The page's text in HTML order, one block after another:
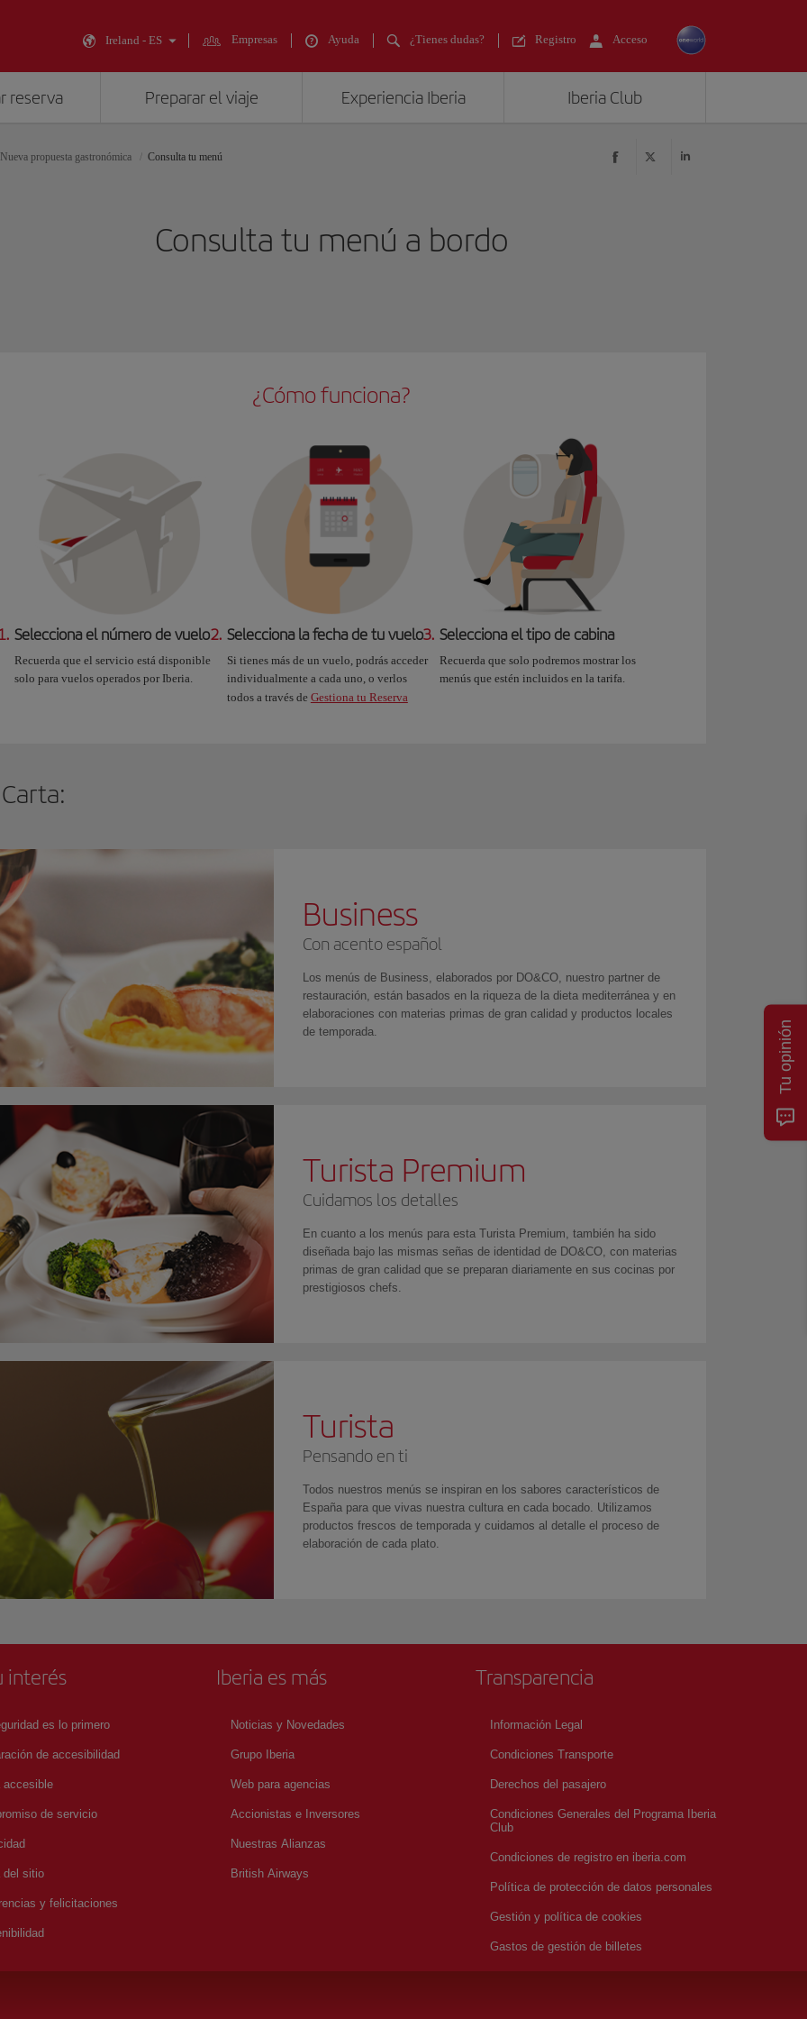
Ireland - ES Empresas Ayuda ¿Tienes dudas? Registro Acceso
reserva Preparar el viaje Experiencia Iberia Iberia Club
Nueva propuesta gastronómica Consulta tu menú
Consulta tu menú a bordo
¿Cómo funciona?
Selecciona el número de vuelo
Recuerda que el servicio está disponible
solo para vuelos operados por Iberia.
2. Selecciona la fecha de tu vuelo
Si tienes más de un vuelo, podrás acceder
individualmente a cada uno, o verlos
todos a través de Gestiona tu Reserva
3. Selecciona el tipo de cabina
Recuerda que solo podremos mostrar los
menús que estén incluidos en la tarifa.
Business
Con acento español
Los menús de Business, elaborados por DO&CO, nuestro partner de
restauración, están basados en la riqueza de la dieta mediterránea y en
elaboraciones con materias primas de gran calidad y productos locales
de temporada.
Turista Premium
Cuidamos los detalles
En cuanto a los menús para esta Turista Premium, también ha sido
diseñada bajo las mismas señas de identidad de DO&CO, con materias
primas de gran calidad que se preparan diariamente en sus cocinas por
prestigiosos chefs.
Turista
Pensando en ti
Todos nuestros menús se inspiran en los sabores característicos de
España para que vivas nuestra cultura en cada bocado. Utilizamos
productos frescos de temporada y cuidamos al detalle el proceso de
elaboración de cada plato.
interés
es lo primero
de accesibilidad
accesible
de servicio
del sitio
y felicitaciones
Iberia es más
Noticias y Novedades
Grupo Iberia
Web para agencias
Accionistas e Inversores
Nuestras Alianzas
British Airways
Transparencia
Información Legal
Condiciones Transporte
Derechos del pasajero
Condiciones Generales del Programa Iberia
Club
Condiciones de registro en iberia.com
Política de protección de datos personales
Gestión y política de cookies
Gastos de gestión de billetes
Tu opinión